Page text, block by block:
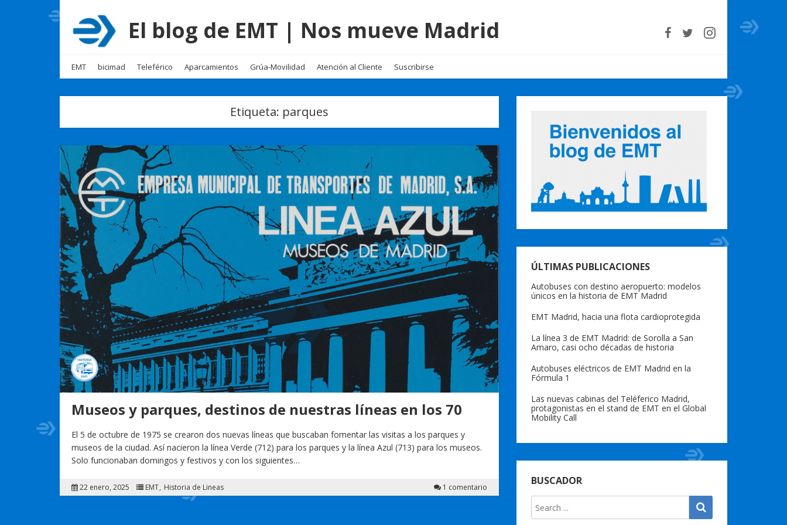
El blog de EMT | Nos mueve Madrid
EMT bicimad Teleférico Aparcamientos Grúa-Movilidad Atención al Cliente Suscribirse
Etiqueta: parques
Museos y parques, destinos de nuestras líneas en los 70
El 5 de octubre de 1975 se crearon dos nuevas líneas que buscaban fomentar las visitas a los parques y
museos de la ciudad. Así nacieron la línea Verde (712) para los parques y la línea Azul (713) para los museos.
Solo funcionaban domingos y festivos y con los siguientes…
22 enero, 2025 EMT Historia de Lineas 1 comentario
ÚLTIMAS PUBLICACIONES
Autobuses con destino aeropuerto: modelos
únicos en la historia de EMT Madrid
EMT Madrid, hacia una flota cardioprotegida
La línea 3 de EMT Madrid: de Sorolla a San
Amaro, casi ocho décadas de historia
Autobuses eléctricos de EMT Madrid en la
Fórmula 1
Las nuevas cabinas del Teléferico Madrid,
protagonistas en el stand de EMT en el Global
Mobility Call
BUSCADOR